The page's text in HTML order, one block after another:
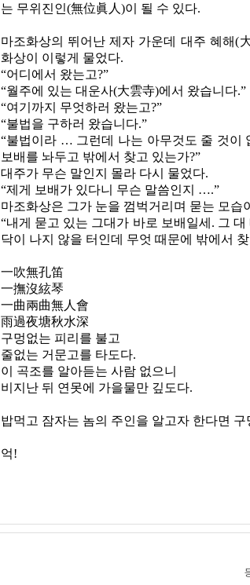
는 무위진인(無位眞人 )이 될 수 있다.
마조화상의 뛰어난 제자 가운데 대주 혜해(
화상이 이렇게 물었다.
“어디에서 왔는고?”
“월주에 있는 대운사(大雲寺)에서 왔습니다.”
“여기까지 무엇하러 왔는고?”
“불법을 구하러 왔습니다.”
“불법이라 … 그런데 나는 아무것도 줄 것이
보배를 놔두고 밖에서 찾고 있는가?”
대주가 무슨 말인지 몰라 다시 물었다.
“제게 보배가 있다니 무슨 말씀인지 ….”
마조화상은 그가 눈을 껌벅거리며 묻는 모습
“내게 묻고 있는 그대가 바로 보배일세 . 그 대
닥이 나지 않을 터인데 무엇 때문에 밖에서
一吹無孔笛
一撫沒絃琴
一曲兩曲無人會
雨過夜塘秋水深
구멍없는 피리를 불고
줄없는 거문고를 타도다.
이 곡조를 알아듣는 사람 없으니
비지난 뒤 연못에 가을물만 깊도다.
밥먹고 잠자는 놈의 주인을 알고자 한다면
억!